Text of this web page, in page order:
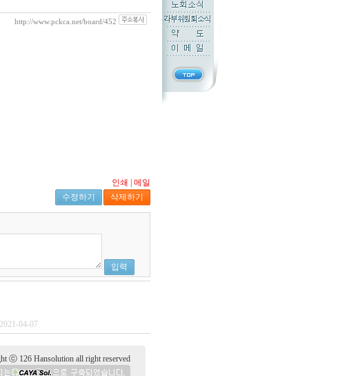
http://www.pckca.net/board/452
인쇄
메일
수정하기 삭제하기
입력
2021-04-07
ⓒ 126 Hansolution all right reserved